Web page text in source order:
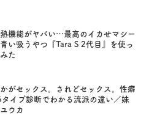
機能がヤバい…最高のイカせマシー
い吸うやつ『Tara S 2代目』を使っ
た
がセックス。されどセックス。性癖
タイプ診断でわかる流派の違い／妹
ウカ